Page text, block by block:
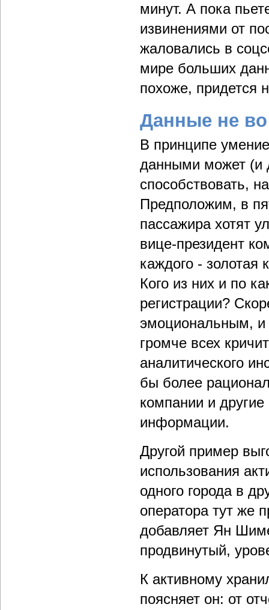
минут. А пока
извинениями от
жаловались в
мире больших
похоже, придется
Данные не
В принципе
данными может (и
способствовать,
Предположим, в
пассажира хотят
вице-президент
каждого - золотая
Кого из них и по
регистрации?
эмоциональным, и
громче всех
аналитического
бы более
компании и
информации.
Другой пример
использования
одного города в
оператора тут же
добавляет Ян
продвинутый,
К активному
поясняет он: от